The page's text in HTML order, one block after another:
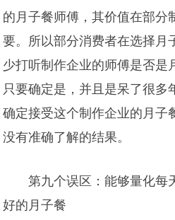
的月子餐师傅，其价值在部分
要。所以部分消费者在选择月
少打听制作企业的师傅是否是
只要确定是，并且是呆了很多
确定接受这个制作企业的月子
没有准确了解的结果。
第九个误区：能够量化每
好的月子餐